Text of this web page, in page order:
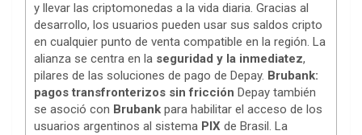
y llevar las criptomonedas a la vida diaria. Gracias al
desarrollo, los usuarios pueden usar sus saldos cripto
en cualquier punto de venta compatible en la región. La
alianza se centra en la seguridad y la inmediatez,
pilares de las soluciones de pago de Depay. Brubank:
pagos transfronterizos sin fricción Depay también
se asoció con Brubank para habilitar el acceso de los
usuarios argentinos al sistema PIX de Brasil. La